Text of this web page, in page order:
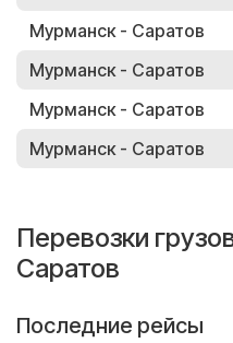
Мурманск - Саратов
Мурманск - Саратов
Мурманск - Саратов
Мурманск - Саратов
Перевозки
Саратов
Последние рейсы